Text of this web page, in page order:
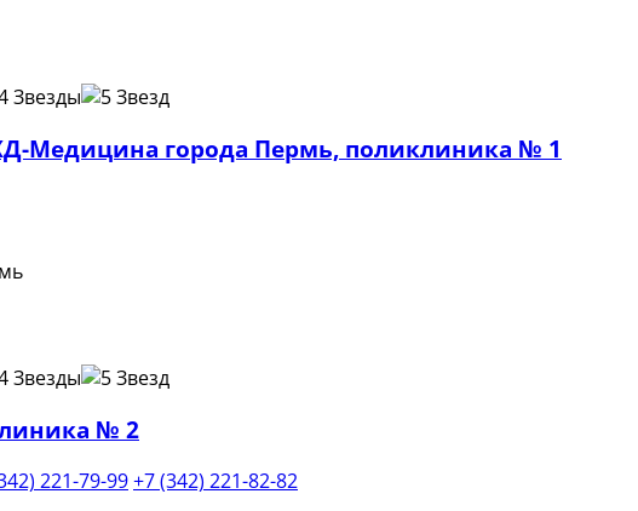
Медицина города Пермь, поликлиника № 1
№ 2
221-79-99+7 (342) 221-82-82